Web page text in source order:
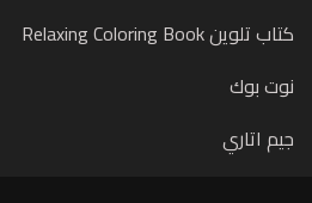
كتاب تلوين Relaxing Coloring Book
نوت بوك
جيم اتاري